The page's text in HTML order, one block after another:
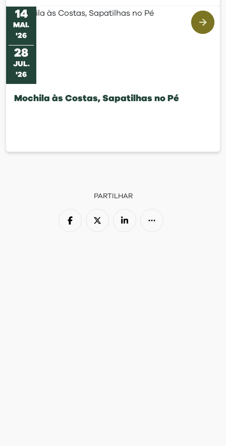
14
MAI .
'26
28
JUL.
'26
Mochila às Costas, Sapatilhas no Pé
PARTILHAR